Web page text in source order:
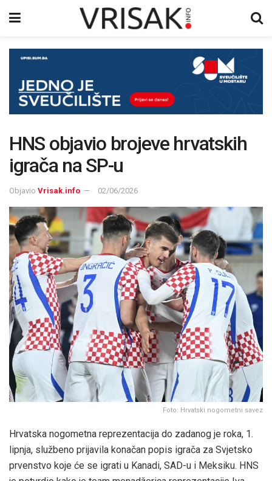
HNS objavio brojeve hrvatskih
igrača na SP-u
Objavio Vrisak.info 02/06/2026
Foto: Hrvatski nogometni savez
Hrvatska nogometna reprezentacija do zadanog je roka, 1.
lipnja, službeno prijavila konačan popis igrača za Svjetsko
prvenstvo koje će se igrati u Kanadi, SAD-u i Meksiku. HNS